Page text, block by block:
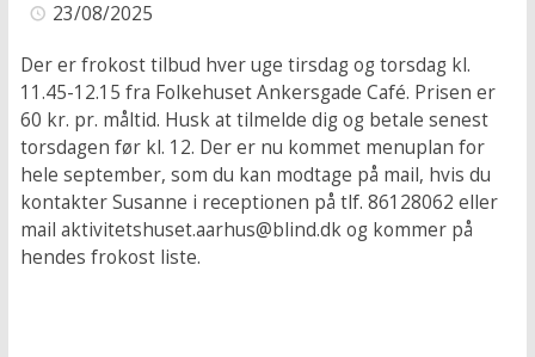
23/08/2025
Der er frokost tilbud hver uge tirsdag og torsdag kl.
11.45-12.15 fra Folkehuset Ankersgade Café. Prisen er
60 kr. pr. måltid. Husk at tilmelde dig og betale senest
torsdagen før kl. 12. Der er nu kommet menuplan for
hele september, som du kan modtage på mail, hvis du
kontakter Susanne i receptionen på tlf. 86128062 eller
mail aktivitetshuset.aarhus@blind.dk og kommer på
hendes frokost liste.